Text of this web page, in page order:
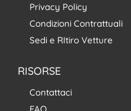
Privacy Policy
Condizioni Contrattuali
Sedi e RItiro Vetture
RISORSE
Contattaci